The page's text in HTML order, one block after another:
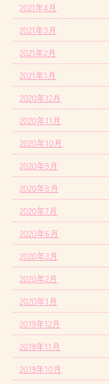
2021年4月
2021年3月
2021年2月
2021年1月
2020年12月
2020年11月
2020年10月
2020年9月
2020年8月
2020年7月
2020年6月
2020年3月
2020年2月
2020年1月
2019年12月
2019年11月
2019年10月